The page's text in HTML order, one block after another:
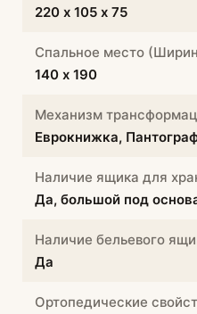
220 х 105 х 75
Спальное место
140 х 190
Механизм
Еврокнижка,
Наличие ящика для
Да, большой под
Наличие бельевого
Да
Ортопедические